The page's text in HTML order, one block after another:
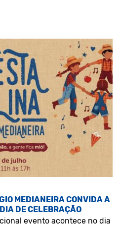
MEDIANEIRA CONVIDA A
DE CELEBRAÇÃO
evento acontece no dia